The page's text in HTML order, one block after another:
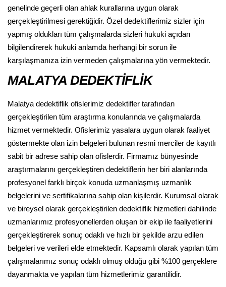
genelinde geçerli olan ahlak kurallarına uygun olarak
gerçekleştirilmesi gerektiğidir. Özel dedektiflerimiz sizler için
yapmış oldukları tüm çalışmalarda sizleri hukuki açıdan
bilgilendirerek hukuki anlamda herhangi bir sorun ile
karşılaşmanıza izin vermeden çalışmalarına yön vermektedir.
MALATYA DEDEKTİFLİK
Malatya dedektiflik ofislerimiz dedektifler tarafından
gerçekleştirilen tüm araştırma konularında ve çalışmalarda
hizmet vermektedir. Ofislerimiz yasalara uygun olarak faaliyet
göstermekte olan izin belgeleri bulunan resmi merciler de kayıtlı
sabit bir adrese sahip olan ofislerdir. Firmamız bünyesinde
araştırmalarını gerçekleştiren dedektiflerin her biri alanlarında
profesyonel farklı birçok konuda uzmanlaşmış uzmanlık
belgelerini ve sertifikalarına sahip olan kişilerdir. Kurumsal olarak
ve bireysel olarak gerçekleştirilen dedektiflik hizmetleri dahilinde
uzmanlarımız profesyonellerden oluşan bir ekip ile faaliyetlerini
gerçekleştirerek sonuç odaklı ve hızlı bir şekilde arzu edilen
belgeleri ve verileri elde etmektedir. Kapsamlı olarak yapılan tüm
çalışmalarımız sonuç odaklı olmuş olduğu gibi %100 gerçeklere
dayanmakta ve yapılan tüm hizmetlerimiz garantilidir.